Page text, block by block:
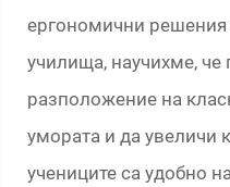
ергономични
училища, научихме, че
разположение на
умората и да увеличи
учениците са удобно